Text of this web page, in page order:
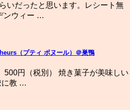
いだったと思います。レシート無
ンウィー …
（プティ ボヌール）＠巣鴨
円（税別） 焼き菓子が美味しい
に教 …